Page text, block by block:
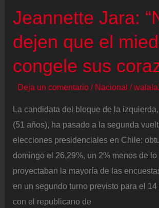
chilenos
el
exterior
Jeannette Jara:
dejen que el
congele sus
Deja un comentario / Nacional /
La candidata del bloque de la
(51 años), ha pasado a la segunda
elecciones presidenciales en Chile:
domingo el 26,29%, un 2% menos de lo
proyectaban la mayoría de las
en un segundo turno previsto para el
con el republicano de